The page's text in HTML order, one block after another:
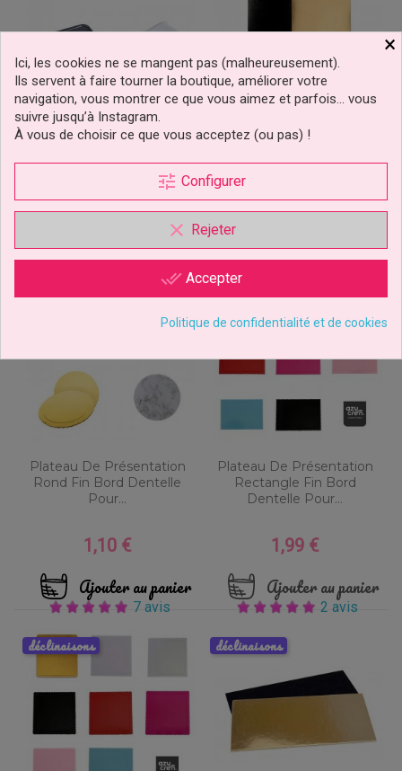
Plateau Traiteur
Rectangulaire – Or, Argent,
Blanc Ou...
Ajouter au panier
1 avis
Plaque Rectangulaire
Bicolore Or/Noir – 30x40
Cm Ou 20x30...
5 avis
Plateau De Présentation
Rond Fin Bord Dentelle
Pour...
Prix
1,10 €
Ajouter au panier
7 avis
Plateau De Présentation
Rectangle Fin Bord
Dentelle Pour...
Prix
1,99 €
Ajouter au panier
2 avis
déclinaisons
déclinaisons déclinaisons
×
Ici, les cookies ne se mangent pas (malheureusement).
Ils servent à faire tourner la boutique, améliorer votre
navigation, vous montrer ce que vous aimez et parfois… vous
suivre jusqu’à Instagram.
À vous de choisir ce que vous acceptez (ou pas) !
tune Configurer
clear Rejeter
done_all Accepter
Politique de confidentialité et de cookies